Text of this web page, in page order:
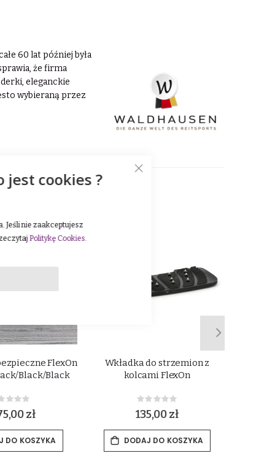
60 lat później była
że firma
eleganckie
wybieraną przez
FlexOn
Black/Black
Rating:
zł
DO KOSZYKA
Wkładka do strzemion z
kolcami FlexOn
Rating:
0%
135,00 zł
DODAJ DO KOSZYKA
jest cookies ?
Jeśli nie zaakceptujesz
Politykę Cookies.